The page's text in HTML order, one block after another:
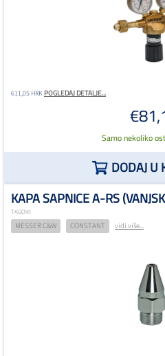
611,05 HRKPOGLEDAJ DETALJE...
Samo nekoliko
DODAJ U
KAPA SAPNICE A-RS
TAGOVI:
MESSER C&W CONSTANT vidi više...